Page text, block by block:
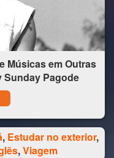
Músicas em Outras
Pagode
, Estudar no exterior,
,Viagem